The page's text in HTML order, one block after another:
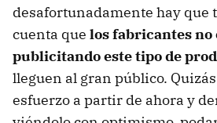
desafortunadamente hay que
cuenta que los fabricantes no
publicitando este tipo de
lleguen al gran público.
esfuerzo a partir de ahora y